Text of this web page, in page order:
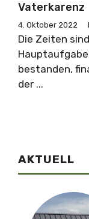
Vaterkarenz
4. Oktober 2022
Die Zeiten
bestanden,
der ...
AKTUELL